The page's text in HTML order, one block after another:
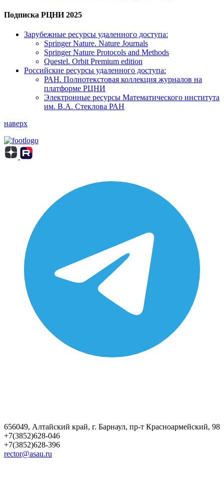
Подписка РЦНИ 2025
Зарубежные ресурсы удаленного доступа:
Springer Nature. Nature Journals
Springer Nature Protocols and Methods
Questel. Orbit Premium edition
Российские ресурсы удаленного доступа:
РАН. Полнотекстовая коллекция журналов на
платформе РЦНИ
Электронные ресурсы Математического института
им. В.А. Стеклова РАН
наверх
656049, Алтайский край, г. Барнаул, пр-т Красноармейский, 98
+7(3852)628-046
+7(3852)628-396
rector@asau.ru